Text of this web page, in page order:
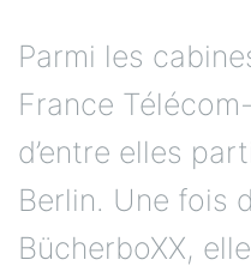
Parmi les
France
d’entre elles
Berlin. Une fois
BücherboXX,